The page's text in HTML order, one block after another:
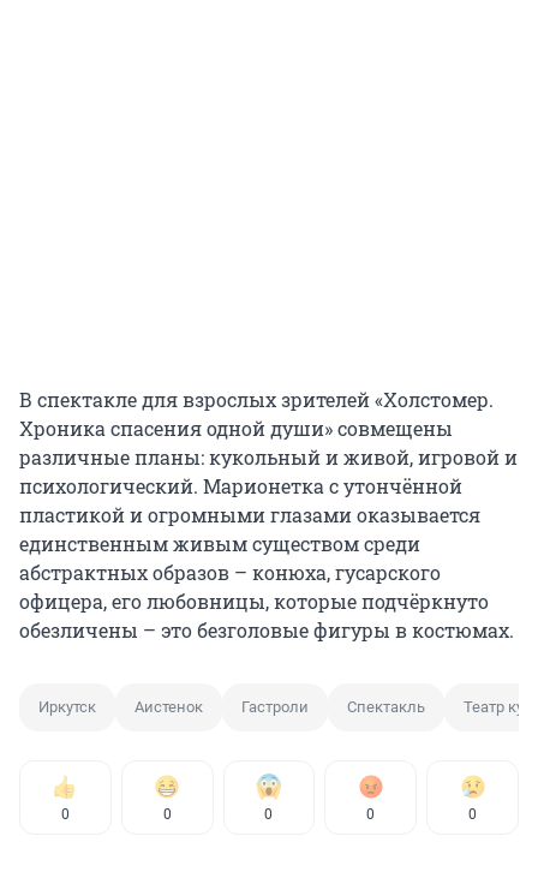
В спектакле для взрослых зрителей «Холстомер.
Хроника спасения одной души» совмещены
различные планы: кукольный и живой, игровой и
психологический. Марионетка с утончённой
пластикой и огромными глазами оказывается
единственным живым существом среди
абстрактных образов – конюха, гусарского
офицера, его любовницы, которые подчёркнуто
обезличены – это безголовые фигуры в костюмах.
Иркутск Аистенок Гастроли Спектакль Театр
0 0 0 0 0